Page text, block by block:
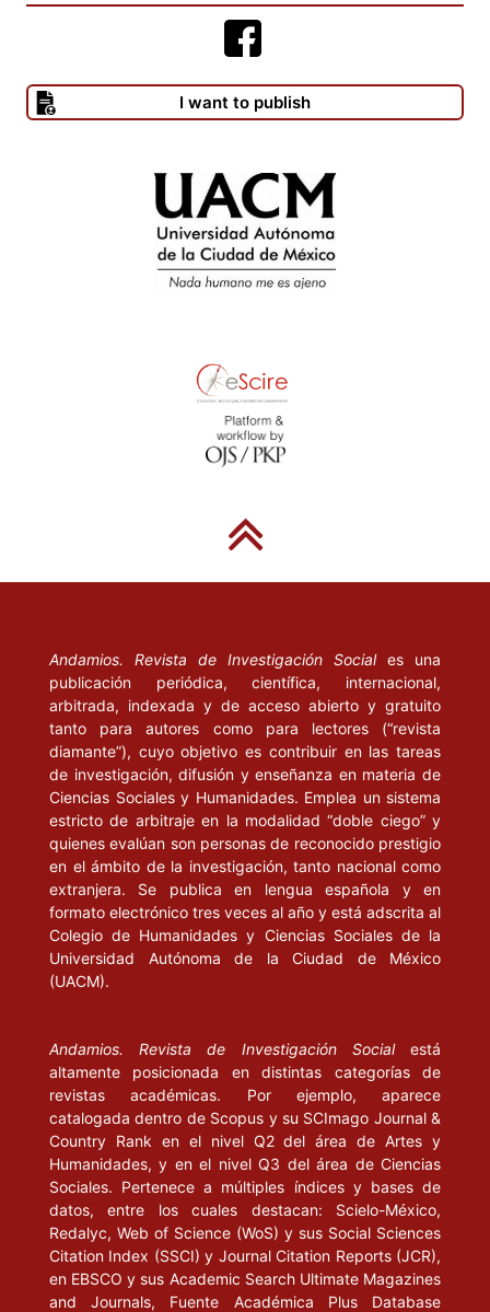
I want to publish
Andamios. Revista de Investigación Social es una
publicación periódica, científica, internacional,
arbitrada, indexada y de acceso abierto y gratuito
tanto para autores como para lectores (“revista
diamante”), cuyo objetivo es contribuir en las tareas
de investigación, difusión y enseñanza en materia de
Ciencias Sociales y Humanidades. Emplea un sistema
estricto de arbitraje en la modalidad “doble ciego” y
quienes evalúan son personas de reconocido prestigio
en el ámbito de la investigación, tanto nacional como
extranjera. Se publica en lengua española y en
formato electrónico tres veces al año y está adscrita al
Colegio de Humanidades y Ciencias Sociales de la
Universidad Autónoma de la Ciudad de México
(UACM).
Andamios. Revista de Investigación Socialestá
altamente posicionada en distintas categorías de
revistas académicas. Por ejemplo, aparece
catalogada dentro de Scopus y su SCImago Journal &
Country Rank en el nivel Q2 del área de Artes y
Humanidades, y en el nivel Q3 del área de Ciencias
Sociales. Pertenece a múltiples índices y bases de
datos, entre los cuales destacan: Scielo-México,
Redalyc, Web of Science (WoS) y sus Social Sciences
Citation Index (SSCI) y Journal Citation Reports (JCR),
en EBSCO y sus Academic Search Ultimate Magazines
and Journals, Fuente Académica Plus Database